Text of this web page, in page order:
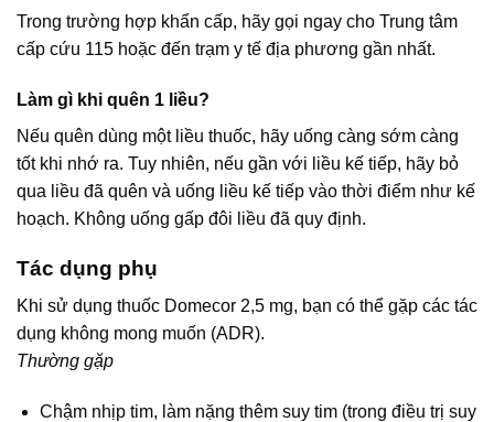
Trong trường hợp khẩn cấp, hãy gọi ngay cho Trung tâm
cấp cứu 115 hoặc đến trạm y tế địa phương gần nhất.
Làm gì khi quên 1 liều?
Nếu quên dùng một liều thuốc, hãy uống càng sớm càng
tốt khi nhớ ra. Tuy nhiên, nếu gần với liều kế tiếp, hãy bỏ
qua liều đã quên và uống liều kế tiếp vào thời điểm như kế
hoạch. Không uống gấp đôi liều đã quy định.
Tác dụng phụ
Khi sử dụng thuốc Domecor 2,5 mg, bạn có thể gặp các tác
dụng không mong muốn (ADR).
Thường gặp
Chậm nhịp tim, làm nặng thêm suy tim (trong điều trị suy